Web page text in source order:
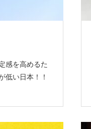
感を高めるた
低い日本！！